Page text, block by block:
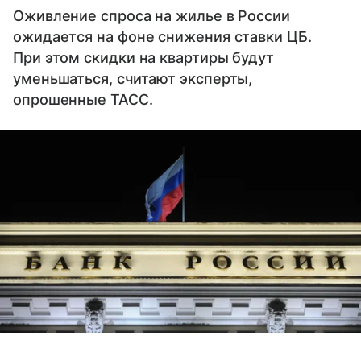
Оживление спроса на жилье в России
ожидается на фоне снижения ставки ЦБ.
При этом скидки на квартиры будут
уменьшаться, считают эксперты,
опрошенные ТАСС.